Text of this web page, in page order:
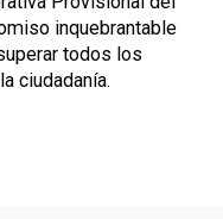
inquebrantable
todos los
ciudadanía.